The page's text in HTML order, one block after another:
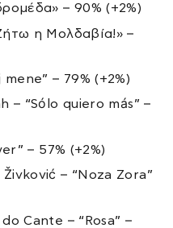
– 90% (+2%)
η Μολδαβία!» –
– 79% (+2%)
– “Sólo quiero más” –
– 57% (+2%)
– “Noza Zora”
Cante – “Rosa” –